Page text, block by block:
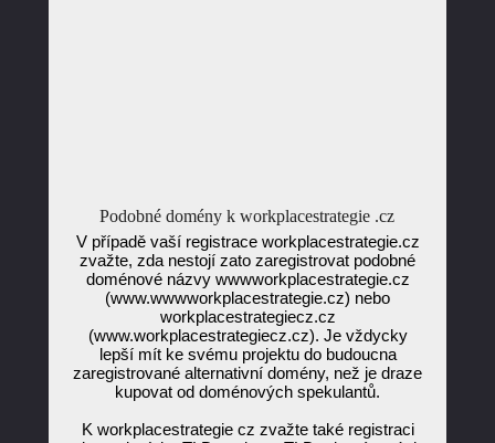
Podobné domény k workplacestrategie .cz
V případě vaší registrace workplacestrategie.cz
zvažte, zda nestojí zato zaregistrovat podobné
doménové názvy wwwworkplacestrategie.cz
(www.wwwworkplacestrategie.cz) nebo
workplacestrategiecz.cz
(www.workplacestrategiecz.cz). Je vždycky
lepší mít ke svému projektu do budoucna
zaregistrované alternativní domény, než je draze
kupovat od doménových spekulantů.
K workplacestrategie cz zvažte také registraci